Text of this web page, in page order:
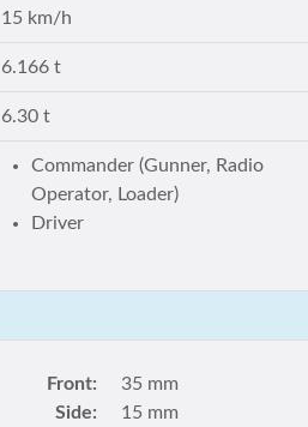
15 km/h
6.166 t
6.30 t
Commander (Gunner, Radio
Operator, Loader)
Driver
Front:
35 mm
Side:
15 mm